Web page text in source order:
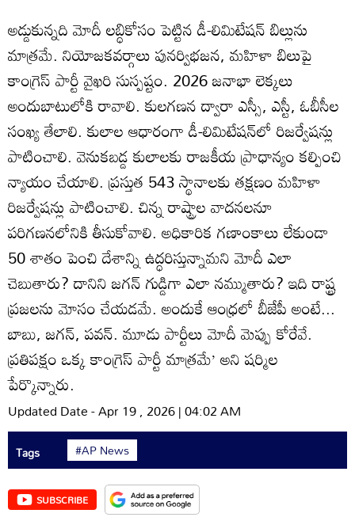
అడ్డుకున్నది మోదీ లబ్ధికోసం పెట్టిన డీ-లిమిటేషన్‌ బిల్లును
మాత్రమే. నియోజకవర్గాలు పునర్విభజన, మహిళా బిలుపై
కాంగ్రెస్‌ పార్టీ వైఖరి సుస్పష్టం. 2026 జనాభా లెక్కలు
అందుబాటులోకి రావాలి. కులగణన ద్వారా ఎస్సీ, ఎస్టీ, ఓబీసీల
సంఖ్య తేలాలి. కులాల ఆధారంగా డీ-లిమిటేషన్‌లో రిజర్వేషన్లు
పాటించాలి. వెనుకబడ్డ కులాలకు రాజకీయ ప్రాధాన్యం కల్పించి
న్యాయం చేయాలి. ప్రస్తుత 543 స్థానాలకు తక్షణం మహిళా
రిజర్వేషన్లు పాటించాలి. చిన్న రాష్ట్రాల వాదనలనూ
పరిగణనలోనికి తీసుకోవాలి. అధికారిక గణాంకాలు లేకుండా
50 శాతం పెంచి దేశాన్ని ఉద్ధరిస్తున్నామని మోదీ ఎలా
చెబుతారు? దానిని జగన్‌ గుడ్డిగా ఎలా నమ్ముతారు? ఇది రాష్ట్ర
ప్రజలను మోసం చేయడమే. అందుకే ఆంధ్రలో బీజేపీ అంటే...
బాబు, జగన్‌, పవన్‌. మూడు పార్టీలు మోదీ మెప్పు కోరేవే.
ప్రతిపక్షం ఒక్క కాంగ్రెస్‌ పార్టీ మాత్రమే’ అని షర్మిల
పేర్కొన్నారు.
Updated Date - Apr 19 , 2026 | 04:02 AM
Tags #AP News
SUBSCRIBE